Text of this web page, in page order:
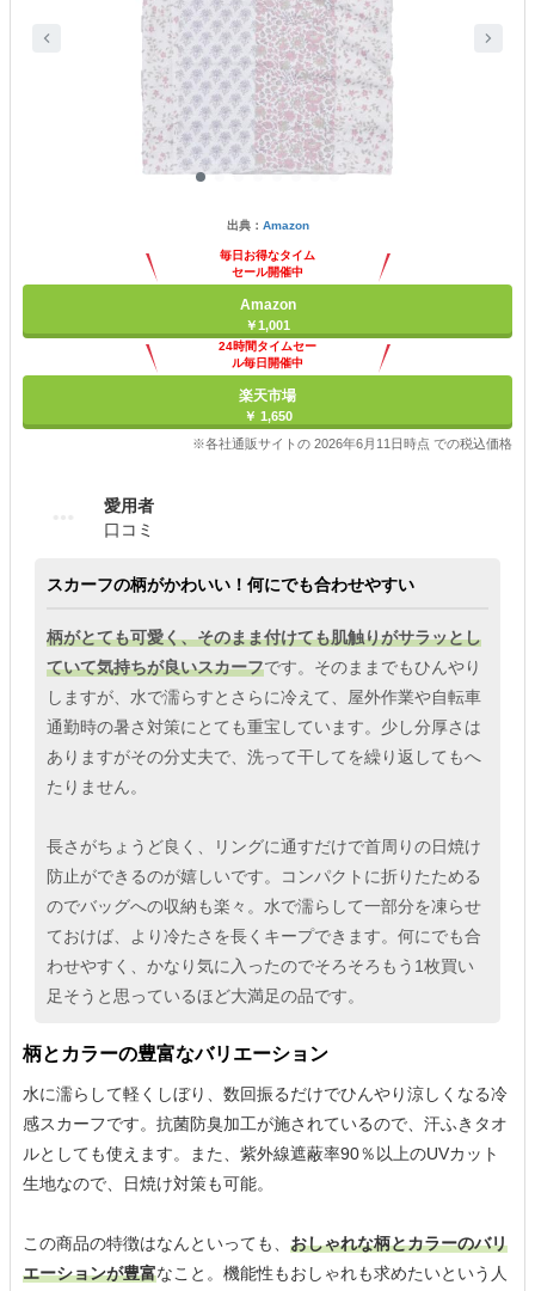
出典： Amazon
毎日お得なタイム
セール開催中
Amazon
￥1,001
24時間タイムセー
ル毎日開催中
楽天市場
￥ 1,650
※各社通販サイトの 2026年6月11日時点 での税込価格
愛用者
口コミ
スカーフの柄がかわいい！何にでも合わせやすい
柄がとても可愛く、そのまま付けても肌触りがサラッとし
ていて気持ちが良いスカーフです。そのままでもひんやり
しますが、水で濡らすとさらに冷えて、屋外作業や自転車
通勤時の暑さ対策にとても重宝しています。少し分厚さは
ありますがその分丈夫で、洗って干してを繰り返してもへ
たりません。
長さがちょうど良く、リングに通すだけで首周りの日焼け
防止ができるのが嬉しいです。コンパクトに折りたためる
のでバッグへの収納も楽々。水で濡らして一部分を凍らせ
ておけば、より冷たさを長くキープできます。何にでも合
わせやすく、かなり気に入ったのでそろそろもう1枚買い
足そうと思っているほど大満足の品です。
柄とカラーの豊富なバリエーション
水に濡らして軽くしぼり、数回振るだけでひんやり涼しくなる冷
感スカーフです。抗菌防臭加工が施されているので、汗ふきタオ
ルとしても使えます。また、紫外線遮蔽率90％以上のUVカット
生地なので、日焼け対策も可能。
この商品の特徴はなんといっても、 おしゃれな柄とカラーのバリ
エーションが豊富なこと。機能性もおしゃれも求めたいという人